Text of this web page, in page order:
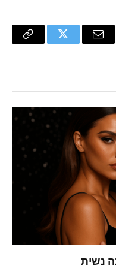
Email
Twitter
Copy
נשית